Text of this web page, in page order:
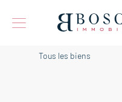
Tous les biens